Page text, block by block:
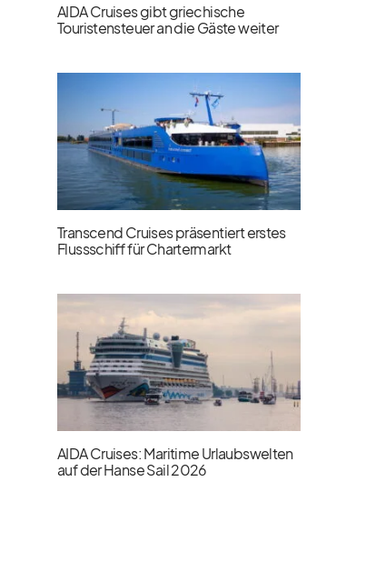
AIDA Cruises gibt griechische
Touristensteuer an die Gäste weiter
Transcend Cruises präsentiert erstes
Flussschiff für Chartermarkt
AIDA Cruises: Maritime Urlaubswelten
auf der Hanse Sail 2026